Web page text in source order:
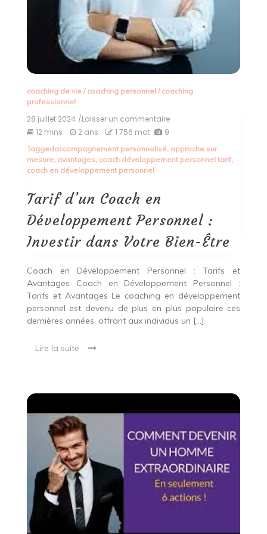
coaching de vie/ coaching personnel / coaching
professionnel
28 juillet 2024 /Laisser un commentaireon
Coach
en
Votre
Bien-
Être
12 mins 2 ans 1 756 mot 9
Taggedaccompagnement personnalisé, approche sur
mesure, avantages, coach développement personnel tarif,
coach en développement personnel
Tarif d’un Coach en
Développement Personnel :
Investir dans Votre Bien-Être
Coach en Développement Personnel : Tarifs et
Avantages Coach en Développement Personnel :
Tarifs et Avantages Le coaching en développement
personnel est devenu de plus en plus populaire ces
dernières années, offrant aux individus un […]
Lire la suite